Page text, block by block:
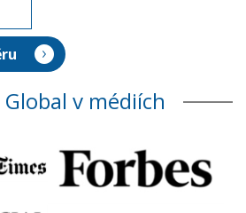
v médiích